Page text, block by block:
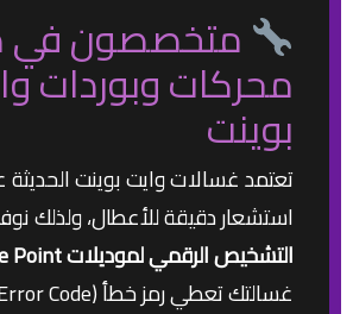
متخصصون في
محركات وبوردات
بوينت
تعتمد غسالات وايت بوينت
استشعار دقيقة للأعطال، ولذلك
التشخيص الرقمي لموديلات White Point